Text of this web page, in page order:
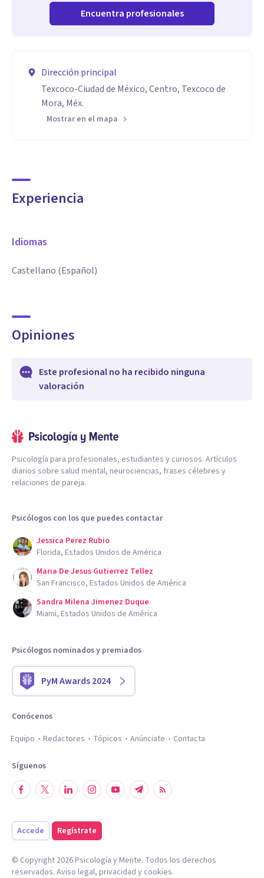
Encuentra profesionales
Dirección principal
Texcoco-Ciudad de México, Centro, Texcoco de
Mora, Méx.
Mostrar en el mapa
Experiencia
Idiomas
Castellano (Español)
Opiniones
Este profesional no ha recibido ninguna
valoración
Psicología para profesionales, estudiantes y curiosos. Artículos
diarios sobre salud mental, neurociencias, frases célebres y
relaciones de pareja.
Psicólogos con los que puedes contactar
Jessica Perez Rubio
Florida, Estados Unidos de América
Maria De Jesus Gutierrez Tellez
San Francisco, Estados Unidos de América
Sandra Milena Jimenez Duque
Miami, Estados Unidos de América
Psicólogos nominados y premiados
PyM Awards 2024
Conócenos
Equipo
Redactores Tópicos Anúnciate Contacta
Síguenos
Accede Regístrate
© Copyright 2026Psicología y Mente. Todos los derechos
reservados. Aviso legal, privacidad y cookies.